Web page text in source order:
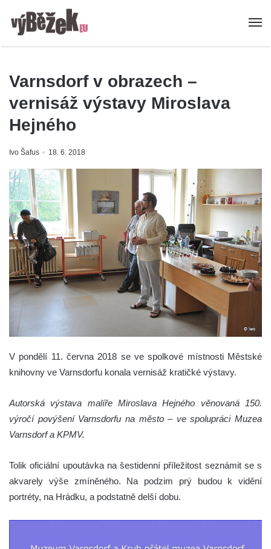
Varnsdorf v obrazech –
vernisáž výstavy Miroslava
Hejného
Ivo Šafus 18. 6. 2018
V pondělí 11. června 2018 se ve spolkové místnosti Městské
knihovny ve Varnsdorfu konala vernisáž kratičké výstavy.
Autorská výstava malíře Miroslava Hejného věnovaná 150.
výročí povýšení Varnsdorfu na město – ve spolupráci Muzea
Varnsdorf a KPMV.
Tolik oficiální upoutávka na šestidenní příležitost seznámit se s
akvarely výše zmíněného. Na podzim prý budou k vidění
portréty, na Hrádku, a podstatně delší dobu.